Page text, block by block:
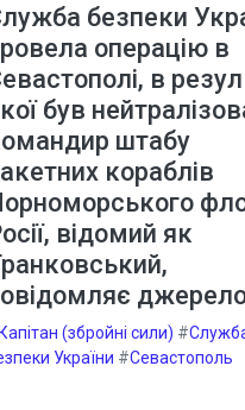
безпеки
операцію в
в
був
штабу
кораблів
відомий як
Капітан (збройні сили) #
України #Севастополь